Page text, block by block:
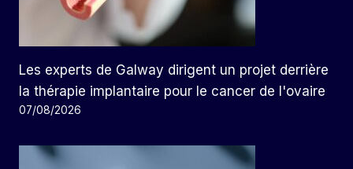
Les experts de Galway dirigent un projet derrière
la thérapie implantaire pour le cancer de l'ovaire
07/08/2026